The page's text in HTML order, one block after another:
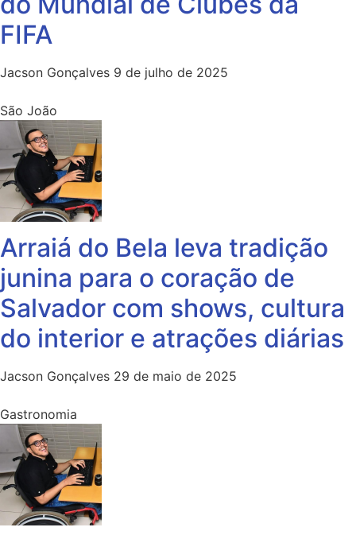
FIFA
Jacson Gonçalves 9 de julho de 2025
São João
Arraiá do Bela leva tradição
junina para o coração de
Salvador com shows, cultura
do interior e atrações diárias
Jacson Gonçalves 29 de maio de 2025
Gastronomia